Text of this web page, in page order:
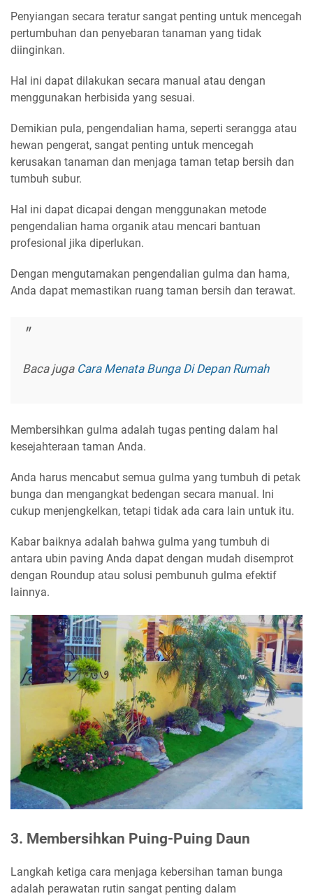
Penyiangan secara teratur sangat penting untuk mencegah
pertumbuhan dan penyebaran tanaman yang tidak
diinginkan.
Hal ini dapat dilakukan secara manual atau dengan
menggunakan herbisida yang sesuai.
Demikian pula, pengendalian hama, seperti serangga atau
hewan pengerat, sangat penting untuk mencegah
kerusakan tanaman dan menjaga taman tetap bersih dan
tumbuh subur.
Hal ini dapat dicapai dengan menggunakan metode
pengendalian hama organik atau mencari bantuan
profesional jika diperlukan.
Dengan mengutamakan pengendalian gulma dan hama,
Anda dapat memastikan ruang taman bersih dan terawat.
Baca juga Cara Menata Bunga Di Depan Rumah
Membersihkan gulma adalah tugas penting dalam hal
kesejahteraan taman Anda.
Anda harus mencabut semua gulma yang tumbuh di petak
bunga dan mengangkat bedengan secara manual. Ini
cukup menjengkelkan, tetapi tidak ada cara lain untuk itu.
Kabar baiknya adalah bahwa gulma yang tumbuh di
antara ubin paving Anda dapat dengan mudah disemprot
dengan Roundup atau solusi pembunuh gulma efektif
lainnya.
3. Membersihkan Puing-Puing Daun
Langkah ketiga cara menjaga kebersihan taman bunga
adalah perawatan rutin sangat penting dalam